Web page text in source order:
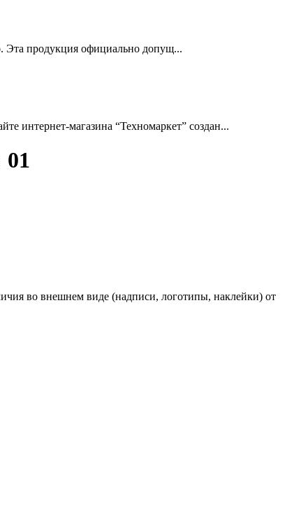
Эта продукция официально допущ...
интернет-магазина “Техномаркет” создан...
01
во внешнем виде (надписи, логотипы, наклейки) от